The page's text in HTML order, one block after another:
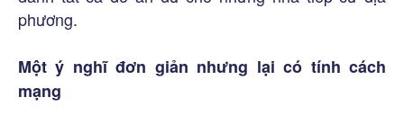
phương.
Một ý nghĩ đơn giản nhưng lại có tính cách
mạng